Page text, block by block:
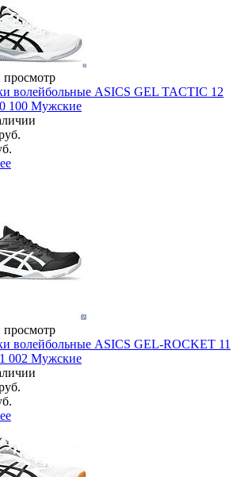
волейбольные ASICS GEL TACTIC 12
100 Мужские
волейбольные ASICS GEL-ROCKET 11
002 Мужские